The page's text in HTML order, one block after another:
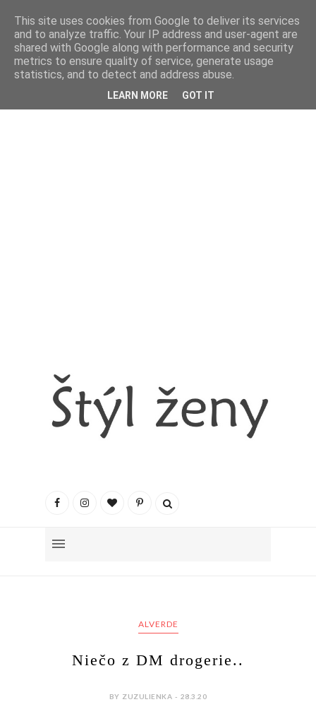
ALVERDE
Niečo z DM drogerie..
BY ZUZULIENKA - 28.3.20
This site uses cookies from Google to deliver its services
and to analyze traffic. Your IP address and user-agent are
shared with Google along with performance and security
metrics to ensure quality of service, generate usage
statistics, and to detect and address abuse.
LEARN MORE GOT IT